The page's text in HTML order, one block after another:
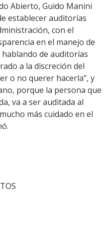
Abierto, Guido Manini
establecer auditorías
con el
en el manejo de
de auditorías
a la discreción del
o no querer hacerla", y
porque la persona que
va a ser auditada al
más cuidado en el